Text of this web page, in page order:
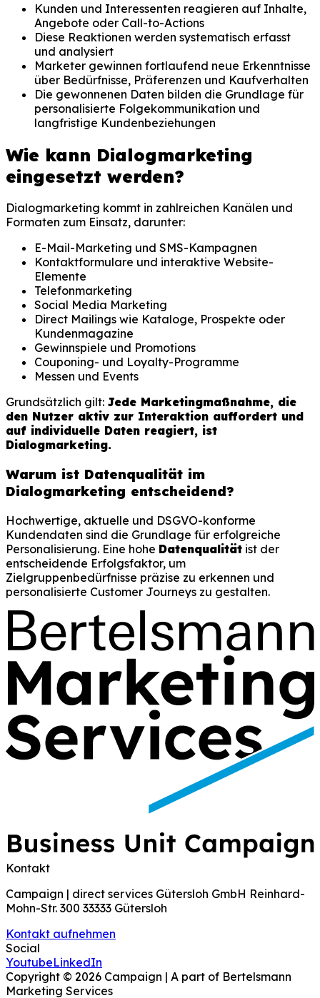
Kunden und Interessenten reagieren auf Inhalte,
Angebote oder Call-to-Actions
Diese Reaktionen werden systematisch erfasst
und analysiert
Marketer gewinnen fortlaufend neue Erkenntnisse
über Bedürfnisse, Präferenzen und Kaufverhalten
Die gewonnenen Daten bilden die Grundlage für
personalisierte Folgekommunikation und
langfristige Kundenbeziehungen
Wie kann Dialogmarketing
eingesetzt werden?
Dialogmarketing kommt in zahlreichen Kanälen und
Formaten zum Einsatz, darunter:
E-Mail-Marketing und SMS-Kampagnen
Kontaktformulare und interaktive Website-
Elemente
Telefonmarketing
Social Media Marketing
Direct Mailings wie Kataloge, Prospekte oder
Kundenmagazine
Gewinnspiele und Promotions
Couponing- und Loyalty-Programme
Messen und Events
Grundsätzlich gilt: Jede Marketingmaßnahme, die
den Nutzer aktiv zur Interaktion auffordert und
auf individuelle Daten reagiert, ist
Dialogmarketing.
Warum ist Datenqualität im
Dialogmarketing entscheidend?
Hochwertige, aktuelle und DSGVO-konforme
Kundendaten sind die Grundlage für erfolgreiche
Personalisierung. Eine hohe Datenqualität ist der
entscheidende Erfolgsfaktor, um
Zielgruppenbedürfnisse präzise zu erkennen und
personalisierte Customer Journeys zu gestalten.
Kontakt
Campaign | direct services Gütersloh GmbH Reinhard-
Mohn-Str. 300 33333 Gütersloh
Kontakt aufnehmen
Social
YoutubeLinkedIn
Copyright © 2026 Campaign | A part of Bertelsmann
Marketing Services